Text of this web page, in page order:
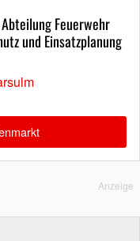
Feuerwehr
und Einsatzplanung
Anzeige